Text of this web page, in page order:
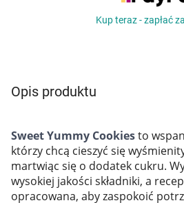
Kup teraz - zapłać
Opis produktu
Sweet Yummy Cookiesto
którzy chcą cieszyć się
martwiąc się o dodatek cukru.
wysokiej jakości składniki, a
opracowana, aby zaspokoić